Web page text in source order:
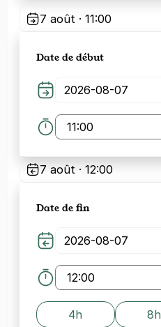
7 août · 11:00
Date de début
7 août · 12:00
Date de fin
4h 8h